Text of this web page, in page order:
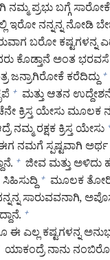
ನಮ್ಮ ಪ್ರಭು ಬಗ್ಗೆ
ಇರೋ ನನ್ನನ್ನ ನೋಡಿ
ಬರೋ ಕಷ್ಟಗಳನ್ನ
ಕೊಡ್ತಾನೆ ಅಂತ
ಜನ್ರಾಗಿರೋಕೆ ಕರೆದಿದ್ದು +
+ ಮತ್ತು ಆತನ
ಕ್ರಿಸ್ತ ಯೇಸು ಮೂಲಕ
ನಮ್ಮ ರಕ್ಷಕ ಕ್ರಿಸ್ತ ಯೇಸು
ನಮಗೆ ಸ್ಪಷ್ಟವಾಗಿ
+ ಜೀವ ಮತ್ತು
+ ಮೂಲಕ
ಸಾರುವವನಾಗಿ,
+
ಈ ಎಲ್ಲ ಕಷ್ಟಗಳನ್ನ
ಯಾಕಂದ್ರೆ ನಾನು